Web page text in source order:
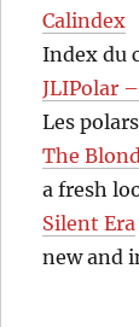
Calindex
Index du
JLIPolar
Les
The
a fresh
Silent Era
new and